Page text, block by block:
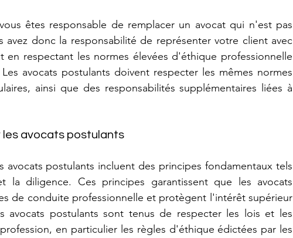
êtes responsable de remplacer un avocat qui n'est pas
avez donc la responsabilité de représenter votre client avec
respectant les normes élevées d'éthique professionnelle
avocats postulants doivent respecter les mêmes normes
ainsi que des responsabilités supplémentaires liées à
les avocats postulants
avocats postulants incluent des principes fondamentaux tels
la diligence. Ces principes garantissent que les avocats
de conduite professionnelle et protègent l'intérêt supérieur
avocats postulants sont tenus de respecter les lois et les
en particulier les règles d'éthique édictées par les